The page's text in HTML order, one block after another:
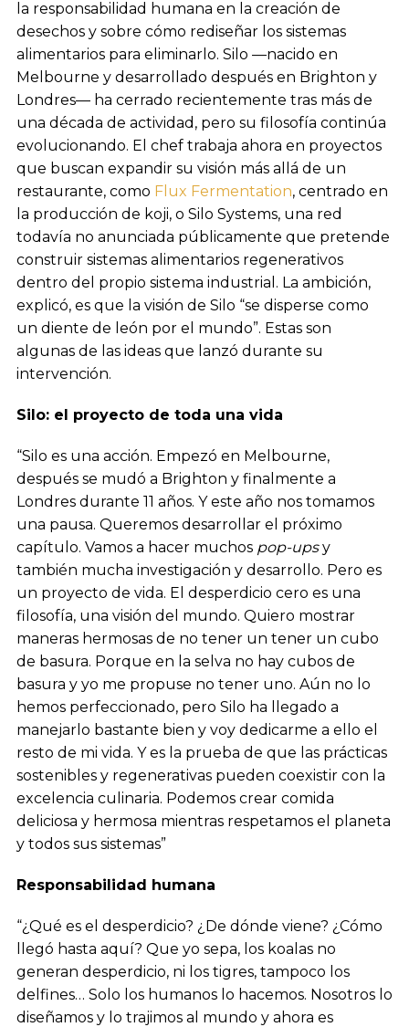
la responsabilidad humana en la creación de
desechos y sobre cómo rediseñar los sistemas
alimentarios para eliminarlo. Silo —nacido en
Melbourne y desarrollado después en Brighton y
Londres— ha cerrado recientemente tras más de
una década de actividad, pero su filosofía continúa
evolucionando. El chef trabaja ahora en proyectos
que buscan expandir su visión más allá de un
restaurante, como Flux Fermentation, centrado en
la producción de koji, o Silo Systems, una red
todavía no anunciada públicamente que pretende
construir sistemas alimentarios regenerativos
dentro del propio sistema industrial. La ambición,
explicó, es que la visión de Silo “se disperse como
un diente de león por el mundo”. Estas son
algunas de las ideas que lanzó durante su
intervención.
Silo: el proyecto de toda una vida
“Silo es una acción. Empezó en Melbourne,
después se mudó a Brighton y finalmente a
Londres durante 11 años. Y este año nos tomamos
una pausa. Queremos desarrollar el próximo
capítulo. Vamos a hacer muchos pop-upsy
también mucha investigación y desarrollo. Pero es
un proyecto de vida. El desperdicio cero es una
filosofía, una visión del mundo. Quiero mostrar
maneras hermosas de no tener un tener un cubo
de basura. Porque en la selva no hay cubos de
basura y yo me propuse no tener uno. Aún no lo
hemos perfeccionado, pero Silo ha llegado a
manejarlo bastante bien y voy dedicarme a ello el
resto de mi vida. Y es la prueba de que las prácticas
sostenibles y regenerativas pueden coexistir con la
excelencia culinaria. Podemos crear comida
deliciosa y hermosa mientras respetamos el planeta
y todos sus sistemas”
Responsabilidad humana
“¿Qué es el desperdicio? ¿De dónde viene? ¿Cómo
llegó hasta aquí? Que yo sepa, los koalas no
generan desperdicio, ni los tigres, tampoco los
delfines… Solo los humanos lo hacemos. Nosotros lo
diseñamos y lo trajimos al mundo y ahora es